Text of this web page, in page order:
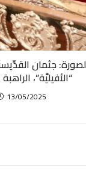
جثمان
“الأفيليَّة”،
13/05/2025